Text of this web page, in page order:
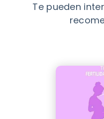
Te pueden